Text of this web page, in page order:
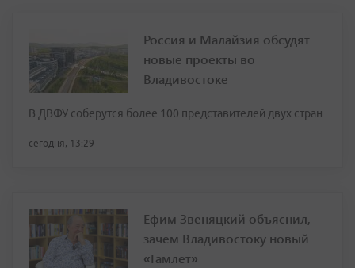
Россия и Малайзия обсудят
новые проекты во
Владивостоке
В ДВФУ соберутся более 100 представителей двух стран
сегодня, 13:29
Ефим Звеняцкий объяснил,
зачем Владивостоку новый
«Гамлет»